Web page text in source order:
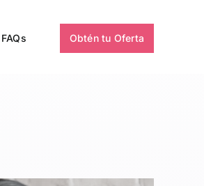
FAQs Obtén tu Oferta